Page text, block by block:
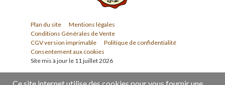
Plan du site
Mentions légales
Conditions Générales de Vente
CGV version imprimable
Politique de confidentialité
Consentement aux cookies
Site mis à jour le 11 juillet 2026